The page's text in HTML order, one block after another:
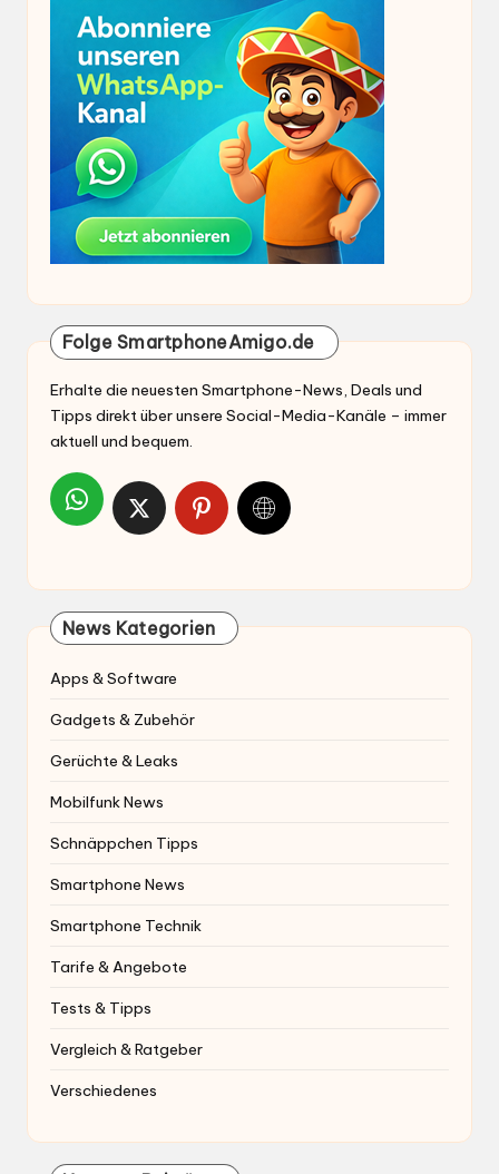
Folge SmartphoneAmigo.de
Erhalte die neuesten Smartphone-News, Deals und
Tipps direkt über unsere Social-Media-Kanäle – immer
aktuell und bequem.
News Kategorien
Apps & Software
Gadgets & Zubehör
Gerüchte & Leaks
Mobilfunk News
Schnäppchen Tipps
Smartphone News
Smartphone Technik
Tarife & Angebote
Tests & Tipps
Vergleich & Ratgeber
Verschiedenes